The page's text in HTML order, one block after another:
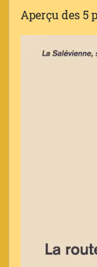
Aperçu des 5